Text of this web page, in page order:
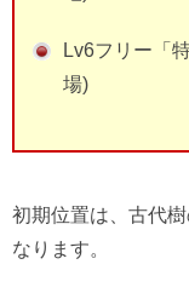
Lv6フリー「
場)
初期位置は、古代
なります。